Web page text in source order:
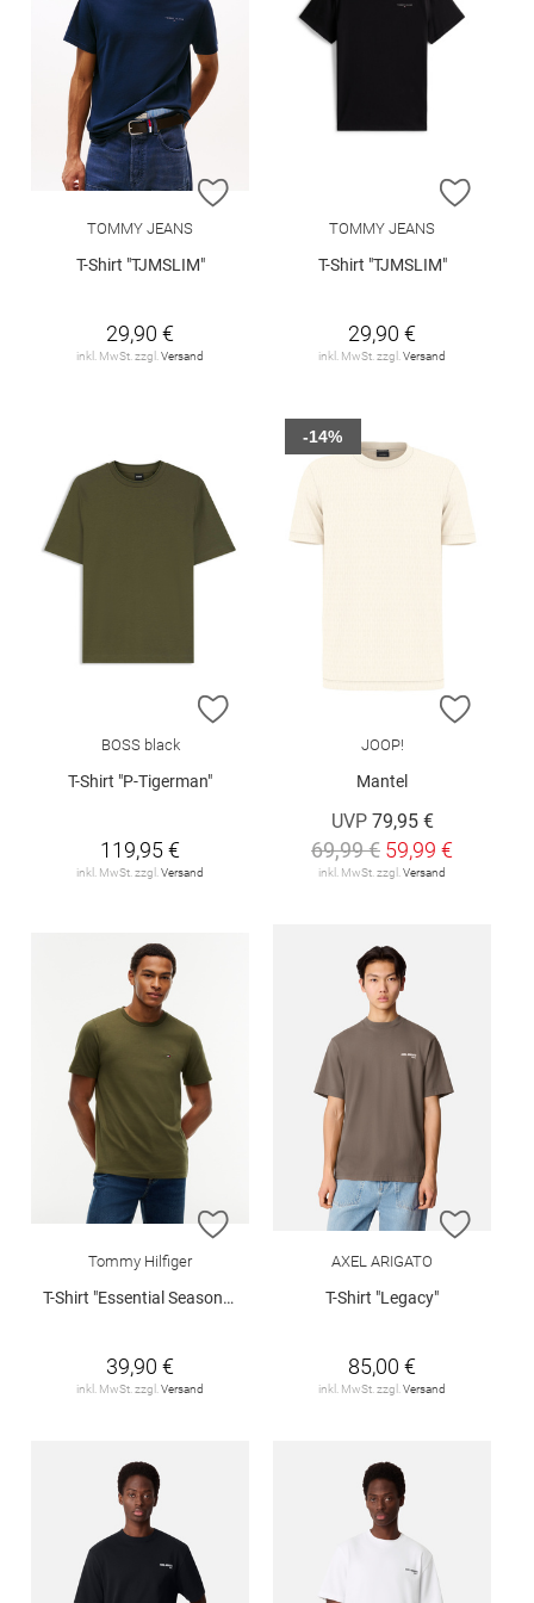
ZUR WUNSCHLISTE HINZUFÜGEN
TOMMY JEANS
T-Shirt "TJMSLIM"
29,90 €
inkl. MwSt. zzgl. Versand
ZUR
TOMMY JEANS
T-Shirt "TJMSLIM"
29,90 €
inkl. MwSt. zzgl. Versand
ZUR WUNSCHLISTE HINZUFÜGEN
BOSS black
T-Shirt "P-Tigerman"
119,95 €
inkl. MwSt. zzgl. Versand
ZUR
JOOP!
Mantel
UVP 79,95 €
69,99 € 59,99 €
inkl. MwSt. zzgl. Versand
-14%
ZUR WUNSCHLISTE HINZUFÜGEN
Tommy Hilfiger
T-Shirt "Essential Seasonal"
39,90 €
inkl. MwSt. zzgl. Versand
ZUR
AXEL ARIGATO
T-Shirt "Legacy"
85,00 €
inkl. MwSt. zzgl. Versand